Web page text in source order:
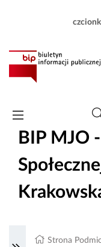
BIP MJO
Strona